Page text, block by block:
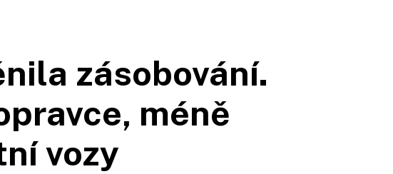
zásobování.
méně
vozy